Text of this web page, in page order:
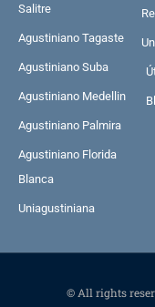
Salitre
Agustiniano Tagaste
Agustiniano Suba
Agustiniano Medellin
Agustiniano Palmira
Agustiniano Florida
Blanca
Uniagustiniana
© All rights